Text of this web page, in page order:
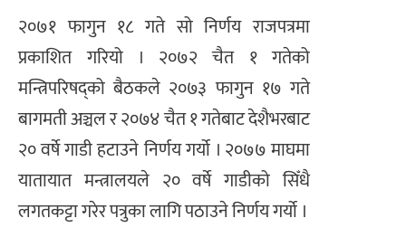
२०७१ फागुन १८ गते सो निर्णय राजपत्रमा
प्रकाशित गरियो । २०७२ चैत १ गतेको
मन्त्रिपरिषद्को बैठकले २०७३ फागुन १७ गते
बागमती अञ्चल र २०७४ चैत १ गतेबाट देशैभरबाट
२० वर्षे गाडी हटाउने निर्णय गर्यो । २०७७ माघमा
यातायात मन्त्रालयले २० वर्षे गाडीको सिँधै
लगतकट्टा गरेर पत्रुका लागि पठाउने निर्णय गर्यो ।